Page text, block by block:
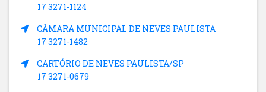
17 3271-1124
CÂMARA MUNICIPAL DE NEVES PAULISTA
17 3271-1482
CARTÓRIO DE NEVES PAULISTA/SP
17 3271-0679